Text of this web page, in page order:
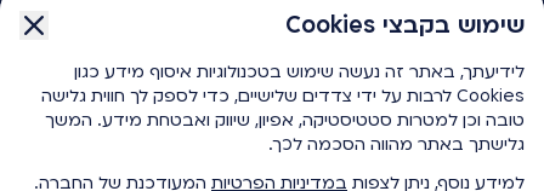
שימוש בקבצי Cookies
לידיעתך, באתר זה נעשה שימוש בטכנולוגיות איסוף מידע כגון
Cookies לרבות על ידי צדדים שלישיים, כדי לספק לך חווית גלישה
טובה וכן למטרות סטטיסטיקה, אפיון, שיווק ואבטחת מידע. המשך
גלישתך באתר מהווה הסכמה לכך.
למידע נוסף, ניתן לצפות במדיניות הפרטיות המעודכנת של החברה.
הפניקס smart
כלים ומחשבונים
שימוש בקבצי Cookies
לידיעתך, באתר זה נעשה שימוש בטכנולוגיות איסוף מידע כגון
Cookies לרבות על ידי צדדים שלישיים, כדי לספק לך חווית גלישה
טובה וכן למטרות סטטיסטיקה, אפיון, שיווק ואבטחת מידע. המשך
גלישתך באתר מהווה הסכמה לכך.
למידע נוסף, ניתן לצפות במדיניות הפרטיות המעודכנת של החברה.